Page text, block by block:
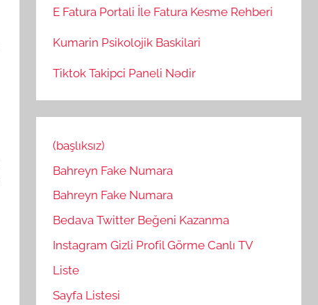
E Fatura Portali İle Fatura Kesme Rehberi
Kumarin Psikolojik Baskilari
Tiktok Takipci Paneli Nədir
(başlıksız)
Bahreyn Fake Numara
Bahreyn Fake Numara
Bedava Twitter Beğeni Kazanma
Instagram Gizli Profil Görme Canlı TV
Liste
Sayfa Listesi